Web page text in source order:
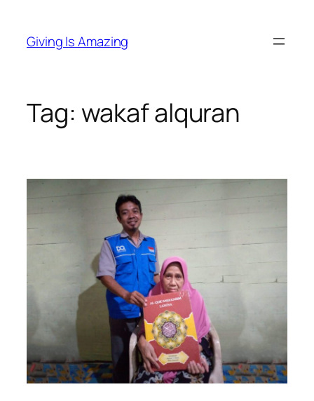
content
Giving Is Amazing
Tag: wakaf alquran